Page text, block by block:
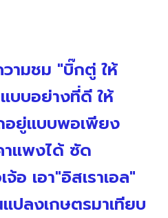
ามชม "บิ๊กตู่ ให้
บบอย่างที่ดี ให้
อยู่แบบพอเพียง
แพงได้ ซัด
เอา"อิสเราเอล"
ปลงเกษตรมาเทียบ